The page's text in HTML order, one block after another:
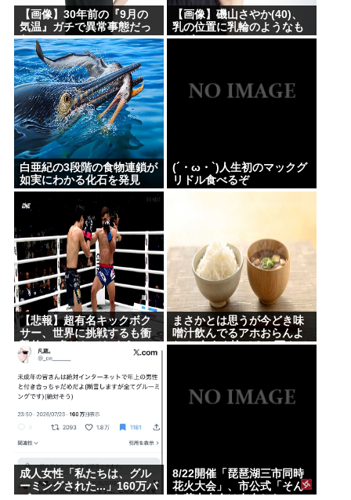
【画像】30年前の『9月の
気温』ガチで異常事態だっ
たwww
【画像】磯山さやか(40)、
乳の位置に乳輪のようなも
のがwww
白亜紀の3段階の食物連鎖が
如実にわかる化石を発見
(´・ω・`)人生初のマックグ
リドル食べるぞ
【悲報】超有名キックボク
サー、世界に挑戦するも衝
撃的KO負けしてしまう…
まさかとは思うが今どき味
噌汁飲んでるアホおらんよ
ね？ 今すぐ捨てろ！死んで
成人女性「私たちは、グル
ーミングされた...」160万バ
8/22開催「琵琶湖三市同時
花火大会」、市公式「そん